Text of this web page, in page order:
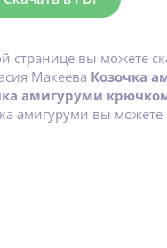
странице вы можете
Макеева Козочка
амигуруми
амигуруми вы можете